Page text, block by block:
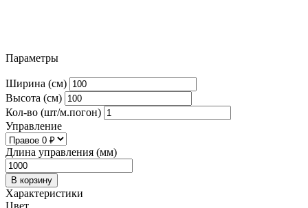
Параметры
Ширина (см)
Высота (см)
Кол-во (шт/м.погон)
Управление
Длина управления (мм)
В корзину
Характеристики